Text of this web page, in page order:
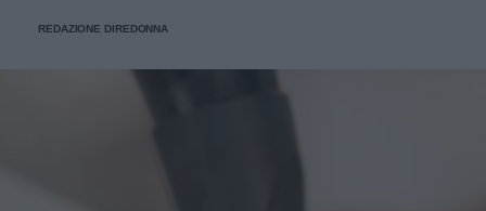
REDAZIONE DIREDONNA